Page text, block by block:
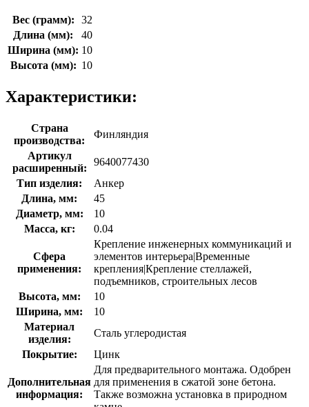
Вес (грамм):
32
Длина (мм):
40
Ширина (мм): 10
Высота (мм): 10
Характеристики:
Страна
производства:
Финляндия
Артикул
расширенный:
9640077430
Тип изделия:
Анкер
Длина, мм:
45
Диаметр, мм:
10
Масса, кг:
0.04
Сфера
применения:
Крепление инженерных коммуникаций и
элементов интерьера|Временные
крепления|Крепление стеллажей,
подъемников, строительных лесов
Высота, мм:
10
Ширина, мм:
10
Материал
изделия:
Сталь углеродистая
Покрытие:
Цинк
Дополнительная
информация:
Для предварительного монтажа. Одобрен
для применения в сжатой зоне бетона.
Также возможна установка в природном